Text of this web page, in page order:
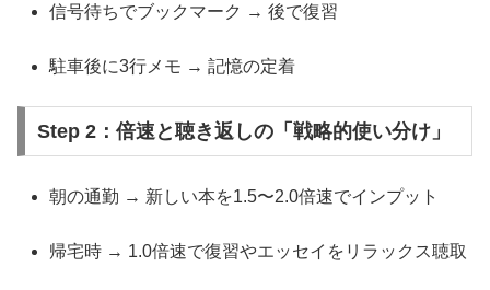
信号待ちでブックマーク → 後で復習
駐車後に3行メモ → 記憶の定着
Step 2：倍速と聴き返しの「戦略的使い分け」
朝の通勤 → 新しい本を1.5〜2.0倍速でインプット
帰宅時 → 1.0倍速で復習やエッセイをリラックス聴取